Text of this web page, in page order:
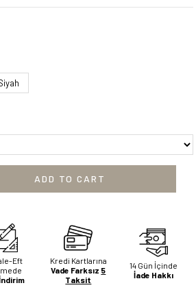
Eft
Kredi Kartlarına
Vade Farksız 5
Taksit
14 Gün İçinde
İade Hakkı